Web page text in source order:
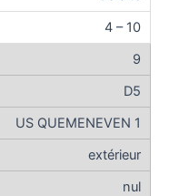
4 – 10
9
D5
US QUEMENEVEN 1
extérieur
nul